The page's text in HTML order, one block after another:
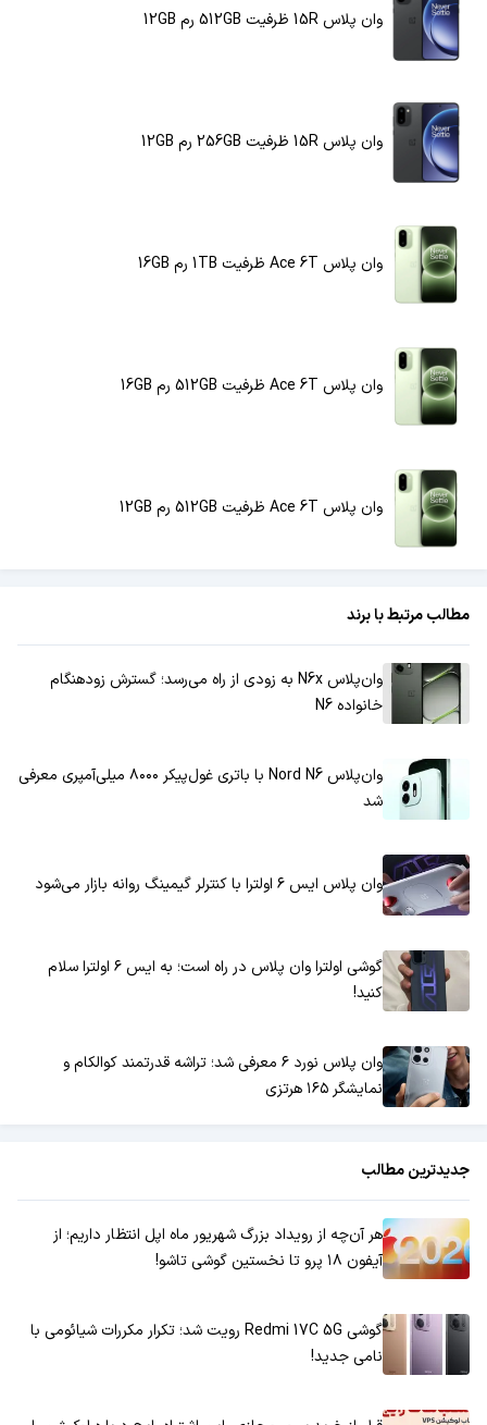
وان پلاس 15R ظرفیت 512GB رم 12GB
وان پلاس 15R ظرفیت 256GB رم 12GB
وان پلاس Ace 6T ظرفیت 1TB رم 16GB
وان پلاس Ace 6T ظرفیت 512GB رم 16GB
وان پلاس Ace 6T ظرفیت 512GB رم 12GB
مطالب مرتبط با برند
وان‌پلاس N6x به زودی از راه می‌رسد؛ گسترش زودهنگام
خانواده N6
وان‌پلاس Nord N6 با باتری غول‌پیکر ۸۰۰۰ میلی‌آمپری معرفی
شد
وان پلاس ایس ۶ اولترا با کنترلر گیمینگ روانه بازار می‌شود
گوشی اولترا وان پلاس در راه است؛ به ایس ۶ اولترا سلام
کنید!
وان پلاس نورد ۶ معرفی شد؛ تراشه قدرتمند کوالکام و
نمایشگر ۱۶۵ هرتزی
جدیدترین مطالب
هر آن‌چه از رویداد بزرگ شهریور ماه اپل انتظار داریم؛ از
آیفون ۱۸ پرو تا نخستین گوشی تاشو!
گوشی Redmi 17C 5G رویت شد؛ تکرار مکررات شیائومی با
نامی جدید!